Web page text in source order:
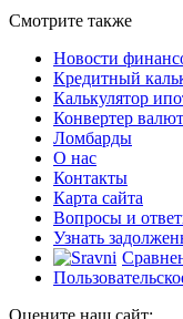
Смотрите также
Новости
Кредитный
Калькулятор
Конвертер валют
Ломбарды
О нас
Контакты
Карта сайта
Вопросы и
Узнать
Оцените наш сайт: